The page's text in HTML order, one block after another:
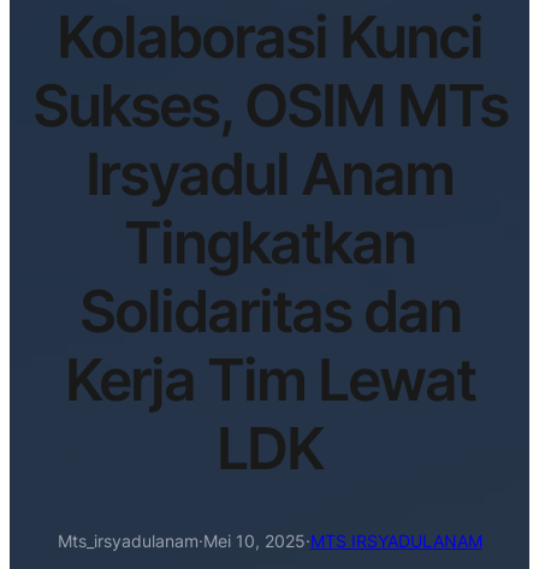
Kolaborasi Kunci
Sukses, OSIM MTs
Irsyadul Anam
Tingkatkan
Solidaritas dan
Kerja Tim Lewat
LDK
Mts_irsyadulanam·Mei 10, 2025·MTS IRSYADULANAM